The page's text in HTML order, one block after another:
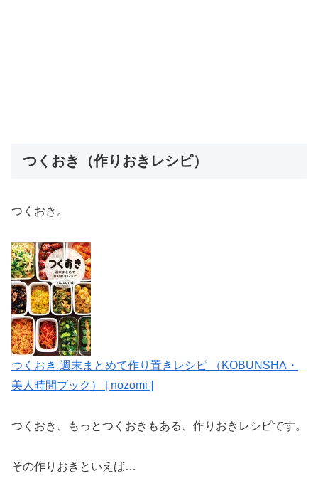
つくおき（作りおきレシピ）
つくおき。
つくおき 週末まとめて作り置きレシピ （KOBUNSHA・
美人時間ブック） [ nozomi ]
つくおき、もっとつくおきもある、作りおきレシピです。
その作りおきといえば…